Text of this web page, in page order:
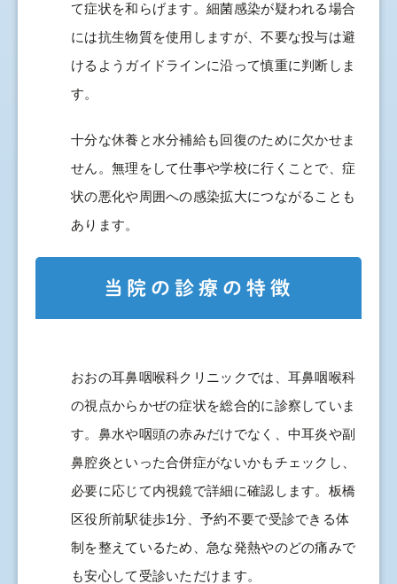
て症状を和らげます。細菌感染が疑われる場合
には抗生物質を使用しますが、不要な投与は避
けるようガイドラインに沿って慎重に判断しま
す。
十分な休養と水分補給も回復のために欠かせま
せん。無理をして仕事や学校に行くことで、症
状の悪化や周囲への感染拡大につながることも
あります。
当院の診療の特徴
おおの耳鼻咽喉科クリニックでは、耳鼻咽喉科
の視点からかぜの症状を総合的に診察していま
す。鼻水や咽頭の赤みだけでなく、中耳炎や副
鼻腔炎といった合併症がないかもチェックし、
必要に応じて内視鏡で詳細に確認します。板橋
区役所前駅徒歩1分、予約不要で受診できる体
制を整えているため、急な発熱やのどの痛みで
も安心して受診いただけます。